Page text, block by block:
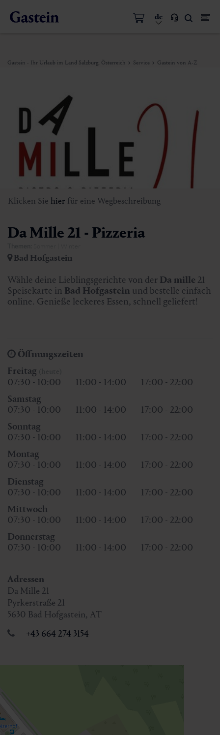
de
Gastein - Ihr Urlaub im Land Salzburg, Österreich Service Gastein von A-Z
Klicken Sie hier für eine Wegbeschreibung
Da Mille 21 - Pizzeria
Bad Hofgastein
Wähle deine Lieblingsgerichte von der Da mille 21
Speisekarte in Bad Hofgastein und bestelle einfach
online. Genieße leckeres Essen, schnell geliefert!
Öffnungszeiten
Freitag
07:30 - 10:00 11:00 - 14:00
17:00 - 22:00
Samstag
07:30 - 10:00
11:00 - 14:00
17:00 - 22:00
Sonntag
07:30 - 10:00
11:00 - 14:00
17:00 - 22:00
Montag
07:30 - 10:00
11:00 - 14:00
17:00 - 22:00
Dienstag
07:30 - 10:00
11:00 - 14:00
17:00 - 22:00
Mittwoch
07:30 - 10:00
11:00 - 14:00
17:00 - 22:00
Donnerstag
07:30 - 10:00
11:00 - 14:00 17:00 - 22:00
Adressen
Da Mille 21
Pyrkerstraße 21
5630 Bad Hofgastein, AT
+43 664 274 3154